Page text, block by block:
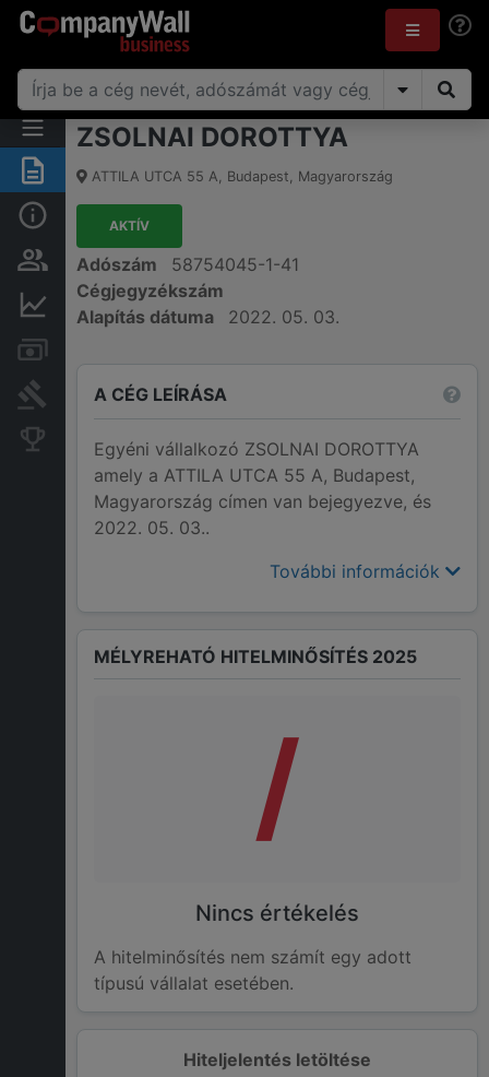
Összegzés
Alap információk
Személyek és tulajdonjog
Pénzügyi információk
Bírósági eljárások
Konkurens cégek
ZSOLNAI DOROTTYA
ATTILA UTCA 55 A, Budapest, Magyarország
AKTÍV
Adószám
58754045-1-41
Cégjegyzékszám
Alapítás dátuma
2022. 05. 03.
A CÉG LEÍRÁSA
Egyéni vállalkozó ZSOLNAI DOROTTYA
amely a ATTILA UTCA 55 A, Budapest,
Magyarország címen van bejegyezve, és
2022. 05. 03..
További információk
Hiteljelentés letöltése
MÉLYREHATÓ HITELMINŐSÍTÉS 2025
/
Nincs értékelés
A hitelminősítés nem számít egy adott
típusú vállalat esetében.